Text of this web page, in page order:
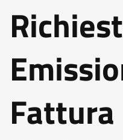
Fattura